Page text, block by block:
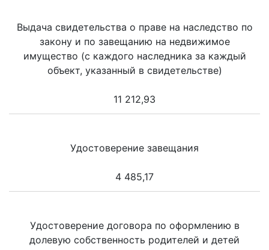
Выдача свидетельства о праве на наследство по
закону и по завещанию на недвижимое
имущество (с каждого наследника за каждый
объект, указанный в свидетельстве)
11 212,93
Удостоверение завещания
4 485,17
Удостоверение договора по оформлению в
долевую собственность родителей и детей